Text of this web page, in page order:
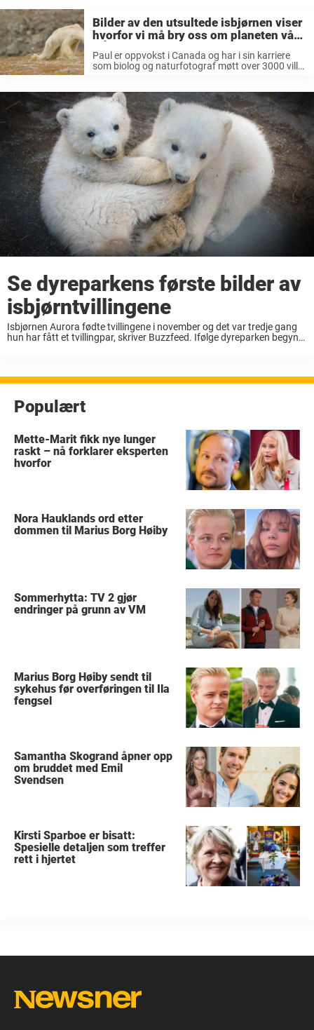
Bilder av den utsultede isbjørnen viser
hvorfor vi må bry oss om planeten vår
Paul er oppvokst i Canada og har i sin karriere
som biolog og naturfotograf møtt over 3000 ville
Se dyreparkens første bilder av
isbjørntvillingene
Isbjørnen Aurora fødte tvillingene i november og det var tredje gang
hun har fått et tvillingpar, skriver Buzzfeed. Ifølge dyreparken begynte
Populært
Mette-Marit fikk nye lunger
raskt – nå forklarer eksperten
hvorfor
Nora Hauklands ord etter
dommen til Marius Borg Høiby
Sommerhytta: TV 2 gjør
endringer på grunn av VM
Marius Borg Høiby sendt til
sykehus før overføringen til Ila
fengsel
Samantha Skogrand åpner opp
om bruddet med Emil
Svendsen
Kirsti Sparboe er bisatt:
Spesielle detaljen som treffer
rett i hjertet